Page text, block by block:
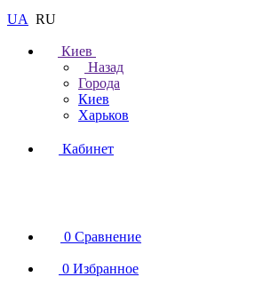
UA RU
Киев
Назад
Города
Киев
Харьков
Кабинет
0 Сравнение
0 Избранное